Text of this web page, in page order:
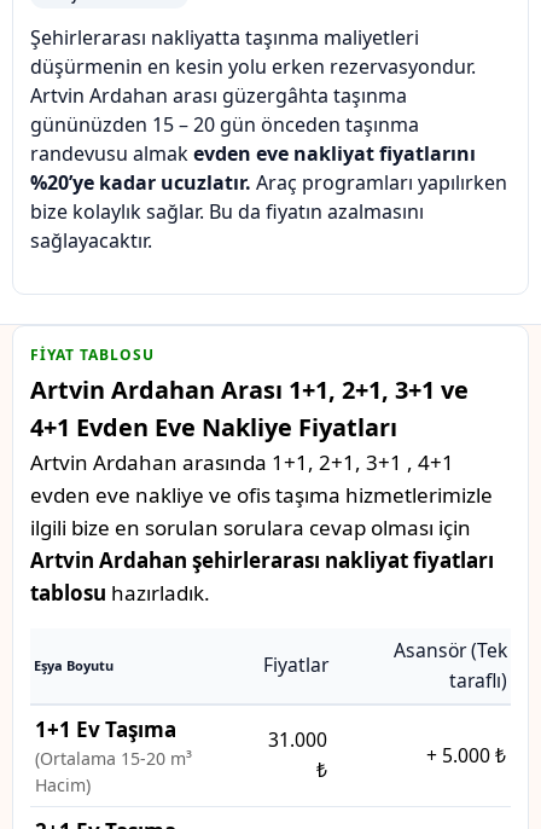
Şehirlerarası nakliyatta taşınma maliyetleri
düşürmenin en kesin yolu erken rezervasyondur.
Artvin Ardahan arası güzergâhta taşınma
gününüzden 15 – 20 gün önceden taşınma
randevusu almakevden eve nakliyat fiyatlarını
%20’ye kadar ucuzlatır. Araç programları yapılırken
bize kolaylık sağlar. Bu da fiyatın azalmasını
sağlayacaktır.
FIYAT TABLOSU
Artvin Ardahan Arası 1+1, 2+1, 3+1 ve
4+1 Evden Eve Nakliye Fiyatları
Artvin Ardahan arasında 1+1, 2+1, 3+1 , 4+1
evden eve nakliye ve ofis taşıma hizmetlerimizle
ilgili bize en sorulan sorulara cevap olması için
Artvin Ardahan şehirlerarası nakliyat fiyatları
tablosu hazırladık.
Eşya Boyutu Fiyatlar
Asansör (Tek
taraflı)
1+1 Ev Taşıma
(Ortalama 15-20 m³
Hacim)
31.000
₺
+ 5.000 ₺